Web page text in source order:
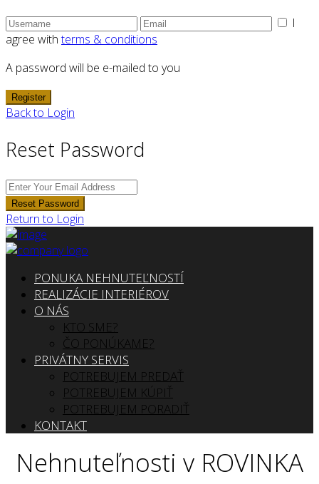
I
agree withterms & conditions
A password will be e-mailed to you
Register
Back to Login
Reset Password
Reset Password
Return to Login
PONUKA NEHNUTEĽNOSTÍ
REALIZÁCIE INTERIÉROV
O NÁS
KTO SME?
ČO PONÚKAME?
PRIVÁTNY SERVIS
POTREBUJEM PREDAŤ
POTREBUJEM KÚPIŤ
POTREBUJEM PORADIŤ
KONTAKT
Nehnuteľnosti v ROVINKA